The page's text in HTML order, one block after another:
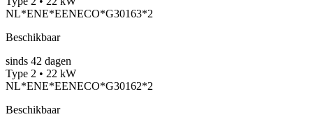
NL*ENE*EENECO*G30163*2
Beschikbaar
sinds 42 dagen
Type 2 • 22 kW
NL*ENE*EENECO*G30162*2
Beschikbaar